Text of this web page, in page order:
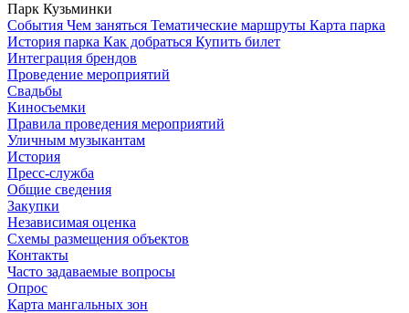
Парк Кузьминки
Cобытия Чем заняться Тематические маршруты Карта парка
История парка Как добраться Купить билет
Интеграция брендов
Проведение мероприятий
Свадьбы
Киносъемки
Правила проведения мероприятий
Уличным музыкантам
История
Пресс-служба
Общие сведения
Закупки
Независимая оценка
Схемы размещения объектов
Контакты
Часто задаваемые вопросы
Опрос
Карта мангальных зон